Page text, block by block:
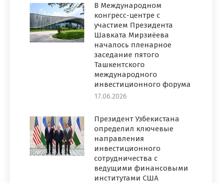
В Международном
конгресс-центре с
участием Президента
Шавката Мирзиёева
началось пленарное
заседание пятого
Ташкентского
международного
инвестиционного форума
17.06.2026
Президент Узбекистана
определил ключевые
направления
инвестиционного
сотрудничества с
ведущими финансовыми
институтами США